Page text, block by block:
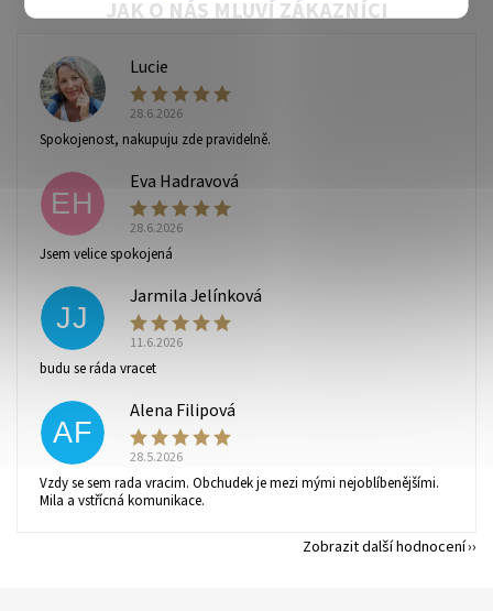
L
Lucie
28.6.2026
Spokojenost, nakupuju zde pravidelně.
EH
Eva Hadravová
28.6.2026
Jsem velice spokojená
JJ
Jarmila Jelínková
11.6.2026
budu se ráda vracet
AF
Alena Filipová
28.5.2026
Vzdy se sem rada vracim. Obchudek je mezi mými nejoblíbenějšími.
Mila a vstřícná komunikace.
Zobrazit další hodnocení